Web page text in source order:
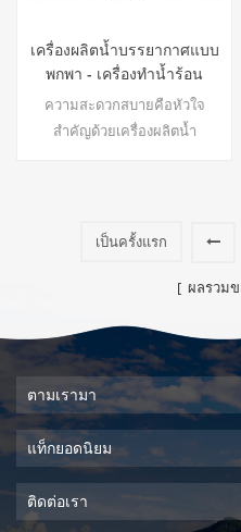
เครื่องผลิตน้ำบรรยากาศแบบ
พกพา - เครื่องทำน้ำร้อน
ZL9130D
ความสะดวกสบายคือหัวใจ
สำคัญด้วยเครื่องผลิตน้ำ
และควบคุมที่ง่ายดาย การปล่อย
ได้ว่าจะมีน้ำสะอาดใช้ได้ทุกเมื่อ
บริสุทธิ์ น้ำร้อนและน้ำเย็น ไม่
ต้องติดตั้ง ไม่เกิดของเสีย22
เป็นครั้งแรก
[ ผลรวม
ตามเรามา
แท็กยอดนิยม
ติดต่อเรา